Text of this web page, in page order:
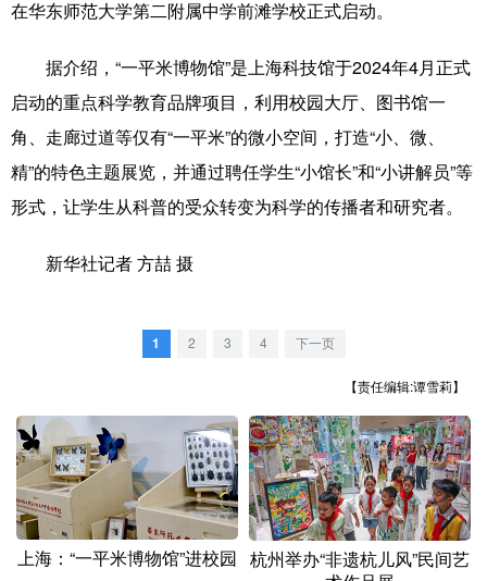
文化产业
地方频道
北京 天津 河北 山西
辽宁 吉林
河南 湖北
重庆
四川 贵州 云南 西藏
陕西 甘肃 青海 宁夏
新疆 内蒙古 黑龙江
在华东师范大学第二附属中学前滩学校正式启动。
据介绍，“一平米博物馆”是上海科技馆于2024年4月正式
启动的重点科学教育品牌项目，利用校园大厅、图书馆一
角、走廊过道等仅有“一平米”的微小空间，打造“小、微、
精”的特色主题展览，并通过聘任学生“小馆长”和“小讲解员”等
形式，让学生从科普的受众转变为科学的传播者和研究者。
新华社记者 方喆 摄
1 2 3 4 下一页
【责任编辑:谭雪莉】
上海：“一平米博物馆”进校园
杭州举办“非遗杭儿风”民间艺